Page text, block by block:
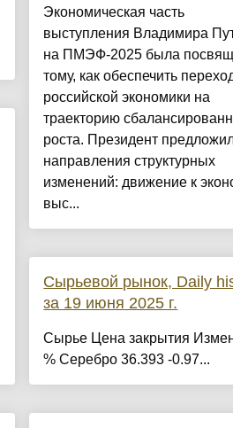
Экономическая часть
выступления Владимира
на ПМЭФ-2025 была
тому, как обеспечить
российской экономики на
траекторию
роста. Президент
направления структурных
изменений: движение к
выс...
Сырьевой рынок, Daily
за 19 июня 2025 г.
Сырье Цена закрытия
% Серебро 36.393 -0.97...